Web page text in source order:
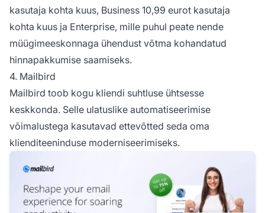
kasutaja kohta kuus, Business 10,99 eurot kasutaja
kohta kuus ja Enterprise, mille puhul peate nende
müügimeeskonnaga ühendust võtma kohandatud
hinnapakkumise saamiseks.
4. Mailbird
Mailbird toob kogu kliendi suhtluse ühtsesse
keskkonda. Selle ulatuslike automatiseerimise
võimalustega kasutavad ettevõtted seda oma
klienditeeninduse moderniseerimiseks.